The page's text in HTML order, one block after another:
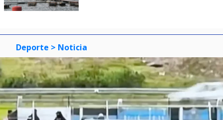
Deporte > Noticia